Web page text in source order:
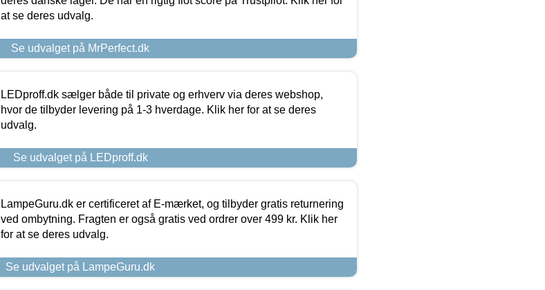
at se deres udvalg.
Se udvalget på MrPerfect.dk
LEDproff.dk sælger både til private og erhverv via deres webshop,
hvor de tilbyder levering på 1-3 hverdage. Klik her for at se deres
udvalg.
Se udvalget på LEDproff.dk
LampeGuru.dk er certificeret af E-mærket, og tilbyder gratis returnering
ved ombytning. Fragten er også gratis ved ordrer over 499 kr. Klik her
for at se deres udvalg.
Se udvalget på LampeGuru.dk